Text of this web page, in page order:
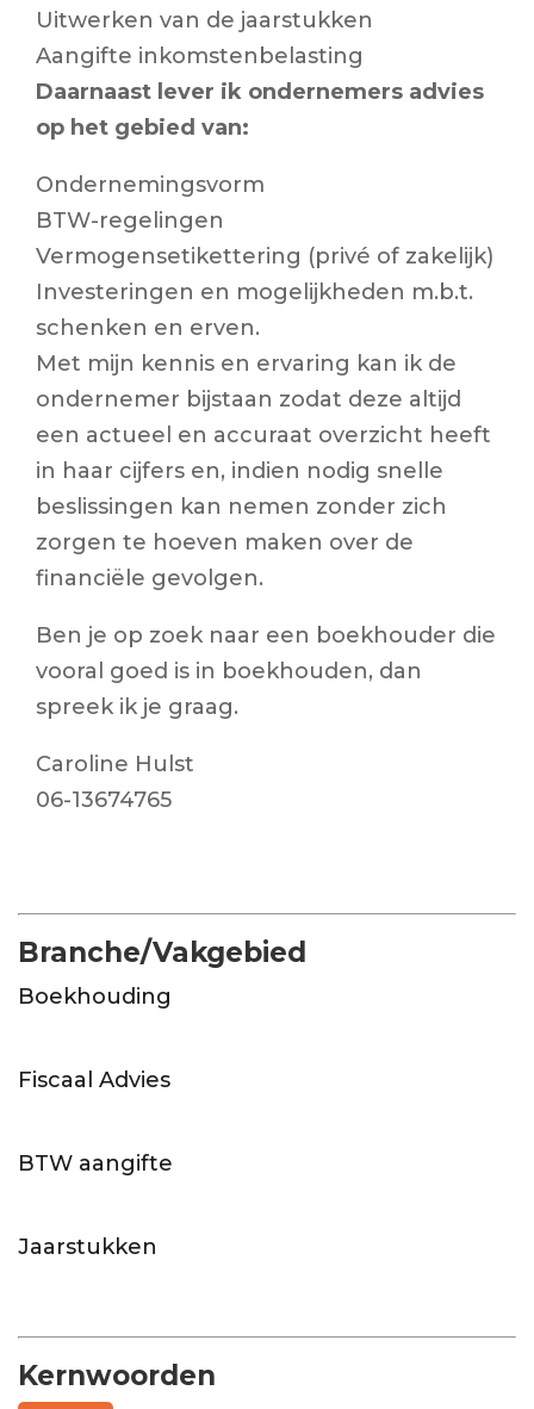
Uitwerken van de jaarstukken
Aangifte inkomstenbelasting
Daarnaast lever ik ondernemers advies
op het gebied van:
Ondernemingsvorm
BTW-regelingen
Vermogensetikettering (privé of zakelijk)
Investeringen en mogelijkheden m.b.t.
schenken en erven.
Met mijn kennis en ervaring kan ik de
ondernemer bijstaan zodat deze altijd
een actueel en accuraat overzicht heeft
in haar cijfers en, indien nodig snelle
beslissingen kan nemen zonder zich
zorgen te hoeven maken over de
financiële gevolgen.
Ben je op zoek naar een boekhouder die
vooral goed is in boekhouden, dan
spreek ik je graag.
Caroline Hulst
06-13674765
Branche/Vakgebied
Boekhouding
Fiscaal Advies
BTW aangifte
Jaarstukken
Kernwoorden